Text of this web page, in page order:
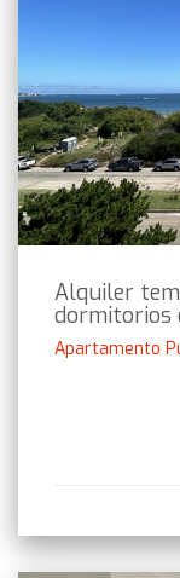
Alquiler
dormitorios
Apartamento